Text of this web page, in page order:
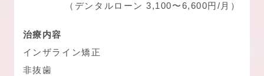
（デンタルローン 3,100〜6,600円/月）
治療内容
インザライン矯正
非抜歯